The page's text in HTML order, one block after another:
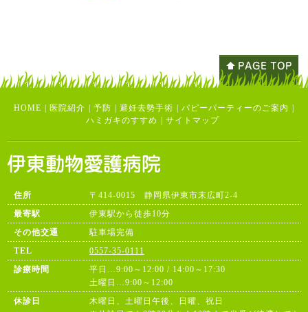
HOME | 医院紹介 | 予防 | 避妊去勢手術 | パピーパーティーのご案内 |
ハミガキのすすめ | サイトマップ
住所
〒414-0015 静岡県伊東市末広町2-4
最寄駅
伊東駅から徒歩10分
その他交通
駐車場完備
TEL
0557-35-0111
診療時間
平日…9:00～12:00 / 14:00～17:30
土曜日…9:00～12:00
休診日
木曜日、土曜日午後、日曜、祝日